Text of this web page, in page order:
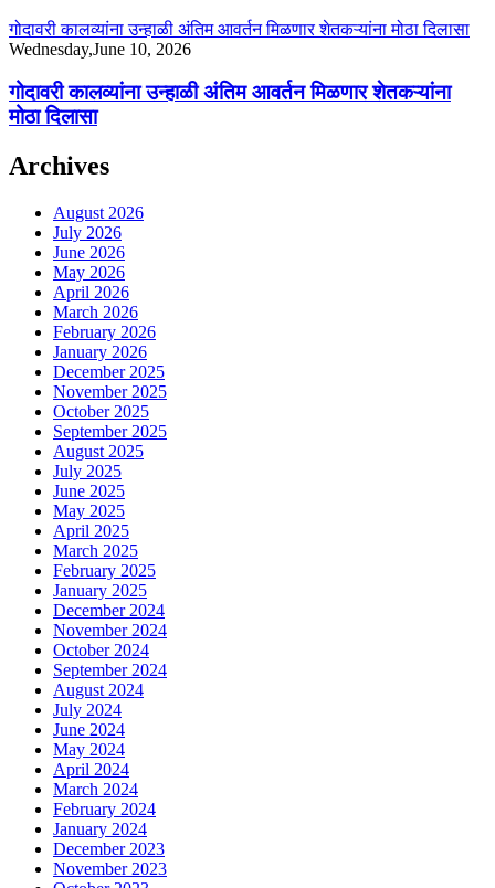
गोदावरी कालव्यांना उन्हाळी अंतिम आवर्तन मिळणार शेतकऱ्यांना मोठा दिलासा
Wednesday,June 10, 2026
गोदावरी कालव्यांना उन्हाळी अंतिम आवर्तन मिळणार शेतकऱ्यांना
मोठा दिलासा
Archives
August 2026
July 2026
June 2026
May 2026
April 2026
March 2026
February 2026
January 2026
December 2025
November 2025
October 2025
September 2025
August 2025
July 2025
June 2025
May 2025
April 2025
March 2025
February 2025
January 2025
December 2024
November 2024
October 2024
September 2024
August 2024
July 2024
June 2024
May 2024
April 2024
March 2024
February 2024
January 2024
December 2023
November 2023